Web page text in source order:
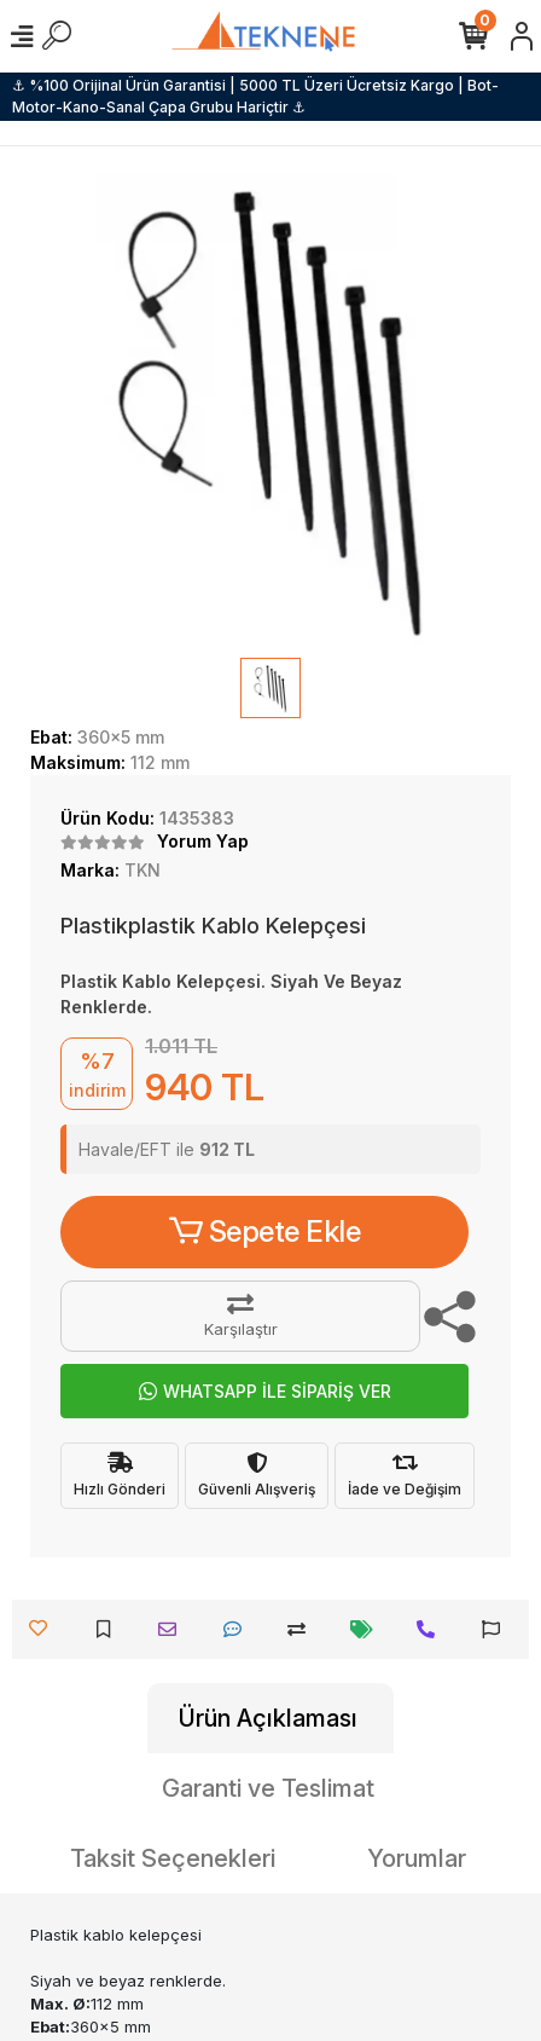
⚓ %100 Orijinal Ürün Garantisi | 5000 TL Üzeri Ücretsiz Kargo | Bot-
Motor-Kano-Sanal Çapa Grubu Hariçtir ⚓
0
Ebat: 360x5 mm
Maksimum: 112 mm
Ürün Kodu: 1435383
Yorum Yap
Marka: TKN
Plastikplastik Kablo Kelepçesi
Plastik Kablo Kelepçesi. Siyah Ve Beyaz
Renklerde.
%7
indirim
1.011 TL
940 TL
Havale/EFT ile 912 TL
Sepete Ekle
Karşılaştır
WHATSAPP İLE SİPARİŞ VER
Hızlı Gönderi Güvenli Alışveriş İade ve Değişim
Ürün Açıklaması
Garanti ve Teslimat
Taksit Seçenekleri Yorumlar
Plastik kablo kelepçesi
Siyah ve beyaz renklerde.
Max. Ø:112 mm
Ebat:360x5 mm